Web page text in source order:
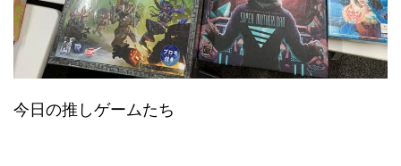
今日の推しゲームたち